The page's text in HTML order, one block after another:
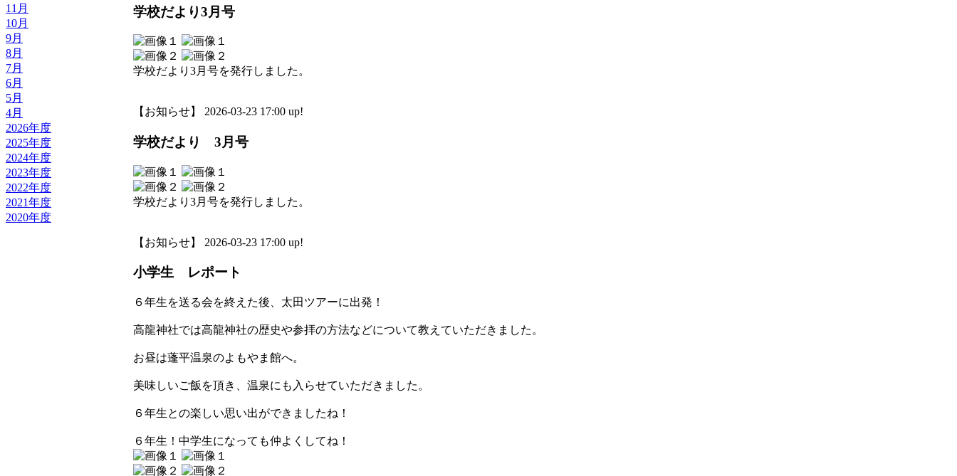
11月
10月
9月
8月
7月
6月
5月
4月
2026年度
2025年度
2024年度
2023年度
2022年度
2021年度
2020年度
学校だより3月号
学校だより3月号を発行しました。
【お知らせ】 2026-03-23 17:00 up!
学校だより 3月号
学校だより3月号を発行しました。
【お知らせ】 2026-03-23 17:00 up!
小学生 レポート
６年生を送る会を終えた後、太田ツアーに出発！
高龍神社では高龍神社の歴史や参拝の方法などについて教えていただきました。
お昼は蓬平温泉のよもやま館へ。
美味しいご飯を頂き、温泉にも入らせていただきました。
６年生との楽しい思い出ができましたね！
６年生！中学生になっても仲よくしてね！